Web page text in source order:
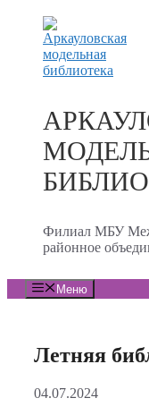
Перейти
содержимому
Филиал МБУ
районное
Меню
Летняя
04.07.2024